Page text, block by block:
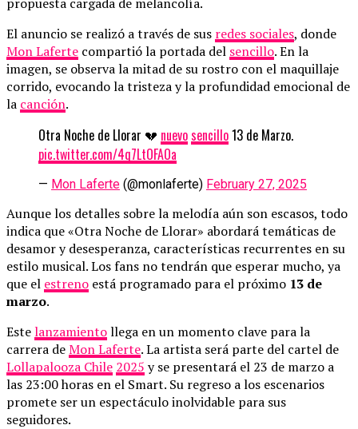
El anuncio se realizó a través de sus redes sociales, donde
Mon Laferte compartió la portada del sencillo. En la
imagen, se observa la mitad de su rostro con el maquillaje
corrido, evocando la tristeza y la profundidad emocional de
la canción.
Otra Noche de Llorar 💔 nuevosencillo13 de Marzo.
pic.twitter.com/4q7LtOFAOa
— Mon Laferte (@monlaferte) February 27, 2025
Aunque los detalles sobre la melodía aún son escasos, todo
indica que «Otra Noche de Llorar» abordará temáticas de
desamor y desesperanza, características recurrentes en su
estilo musical. Los fans no tendrán que esperar mucho, ya
que el estreno está programado para el próximo 13 de
marzo.
Estelanzamientollega en un momento clave para la
carrera deMon Laferte. La artista será parte del cartel de
Lollapalooza Chile 2025 y se presentará el 23 de marzo a
las 23:00 horas en el Smart. Su regreso a los escenarios
promete ser un espectáculo inolvidable para sus
seguidores.